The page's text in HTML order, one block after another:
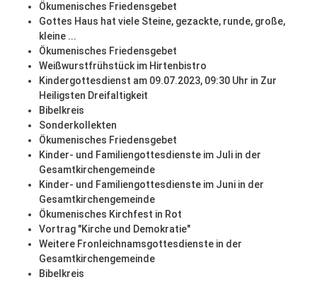
Ökumenisches Friedensgebet
Gottes Haus hat viele Steine, gezackte, runde, große,
kleine ...
Ökumenisches Friedensgebet
Weißwurstfrühstück im Hirtenbistro
Kindergottesdienst am 09.07.2023, 09:30 Uhr in Zur
Heiligsten Dreifaltigkeit
Bibelkreis
Sonderkollekten
Ökumenisches Friedensgebet
Kinder- und Familiengottesdienste im Juli in der
Gesamtkirchengemeinde
Kinder- und Familiengottesdienste im Juni in der
Gesamtkirchengemeinde
Ökumenisches Kirchfest in Rot
Vortrag "Kirche und Demokratie"
Weitere Fronleichnamsgottesdienste in der
Gesamtkirchengemeinde
Bibelkreis